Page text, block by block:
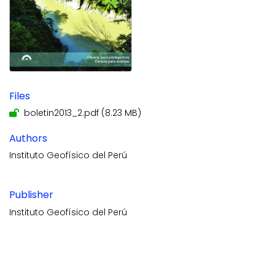
Files
boletin2013_2.pdf (8.23 MB)
Authors
Instituto Geofísico del Perú
Publisher
Instituto Geofísico del Perú